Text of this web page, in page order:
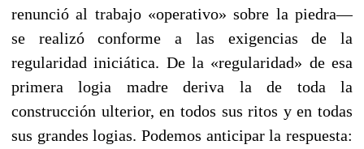
renunció al trabajo «operativo» sobre la piedra—
se realizó conforme a las exigencias de la
regularidad iniciática. De la «regularidad» de esa
primera logia madre deriva la de toda la
construcción ulterior, en todos sus ritos y en todas
sus grandes logias. Podemos anticipar la respuesta: